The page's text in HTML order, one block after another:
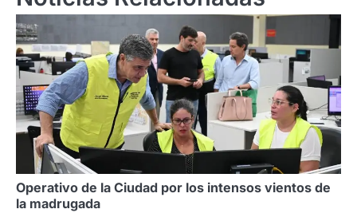
Operativo de la Ciudad por los intensos vientos de
la madrugada